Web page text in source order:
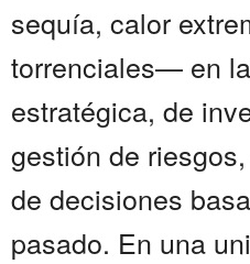
sequía, calor
torrenciales— en
estratégica, de
gestión de
de decisiones
pasado. En una